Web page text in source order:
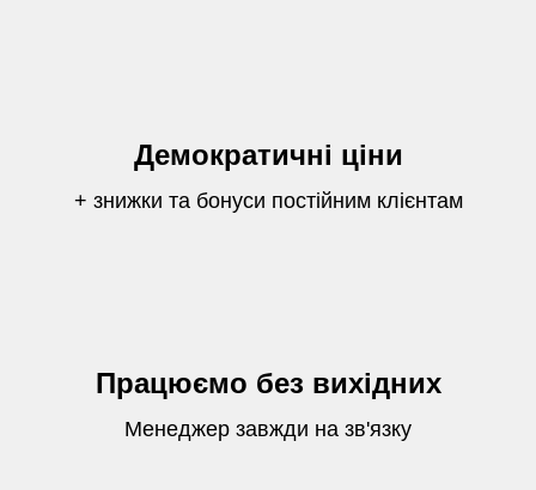
Демократичні ціни
+ знижки та бонуси постійним клієнтам
Працюємо без вихідних
Менеджер завжди на зв'язку